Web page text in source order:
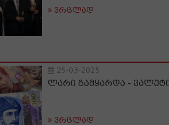
ვრცლად
25-03-2025
ლარი გამყარდა -
ვრცლად